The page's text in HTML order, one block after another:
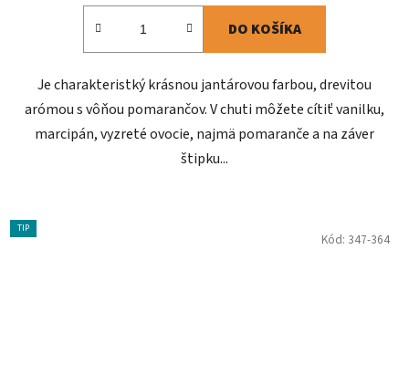
DO KOŠÍKA
Je charakteristký krásnou jantárovou farbou, drevitou
arómou s vôňou pomarančov. V chuti môžete cítiť vanilku,
marcipán, vyzreté ovocie, najmä pomaranče a na záver
štipku...
TIP
Kód: 347-364